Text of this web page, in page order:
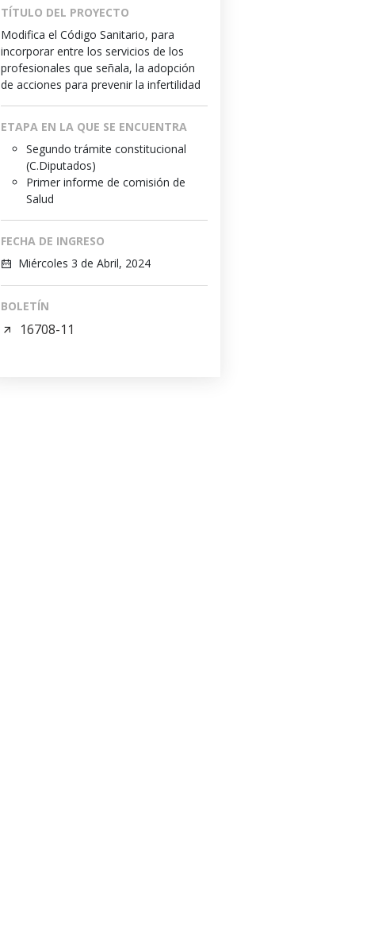
TÍTULO DEL PROYECTO
Modifica el Código Sanitario, para
incorporar entre los servicios de los
profesionales que señala, la adopción
de acciones para prevenir la infertilidad
ETAPA EN LA QUE SE ENCUENTRA
Segundo trámite constitucional
(C.Diputados)
Primer informe de comisión de
Salud
FECHA DE INGRESO
Miércoles 3 de Abril, 2024
BOLETÍN
16708-11